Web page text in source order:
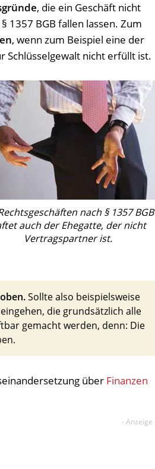
, die ein Geschäft nicht
1357 BGB fallen lassen. Zum
, wenn zum Beispiel eine der
Schlüsselgewalt nicht erfüllt ist.
nach § 1357 BGB
auch der Ehegatte, der nicht
Vertragspartner ist.
Sollte also beispielsweise
die grundsätzlich alle
gemacht werden, denn: Die
über Finanzen